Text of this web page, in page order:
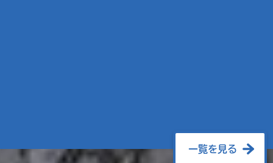
一覧を見る